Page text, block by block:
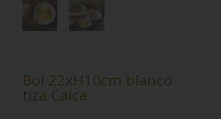
Bol 22xH10cm blanco
tiza Calca